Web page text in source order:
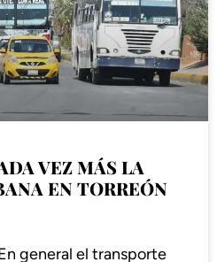
VEZ MÁS LA
EN TORREÓN
general el transporte